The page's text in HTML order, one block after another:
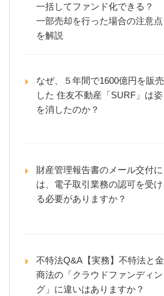
一括してファンド化できる？
一部売却を行った場合の注意点
を解説
なぜ、５年間で1600億円を販売
した 住友不動産「SURF」は姿
を消したのか？
財産管理報告書のメール交付に
は、電子取引業務の認可を受け
る必要がありますか？
不特法Q&A【実務】不特法と金
商法の「クラウドファンディン
グ」に違いはありますか？